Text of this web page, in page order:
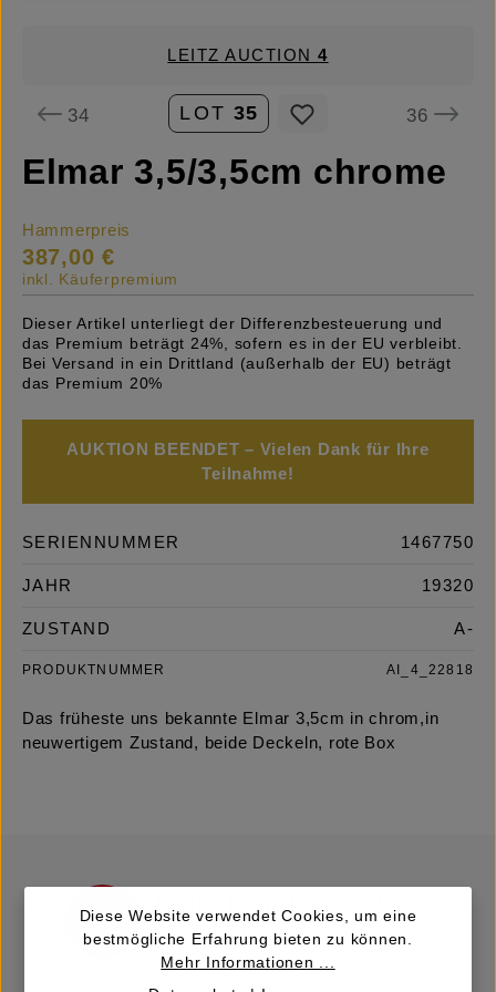
LEITZ AUCTION4
34 LOT 35 36
Elmar 3,5/3,5cm chrome
Hammerpreis
387,00 €
inkl. Käuferpremium
Dieser Artikel unterliegt der Differenzbesteuerung und
das Premium beträgt 24%, sofern es in der EU verbleibt.
Bei Versand in ein Drittland (außerhalb der EU) beträgt
das Premium 20%
AUKTION BEENDET – Vielen Dank für Ihre
Teilnahme!
SERIENNUMMER 1467750
JAHR 19320
ZUSTAND A-
PRODUKTNUMMER AI_4_22818
Das früheste uns bekannte Elmar 3,5cm in chrom,in
neuwertigem Zustand, beide Deckeln, rote Box
Diese Website verwendet Cookies, um eine
bestmögliche Erfahrung bieten zu können.
Mehr Informationen ...